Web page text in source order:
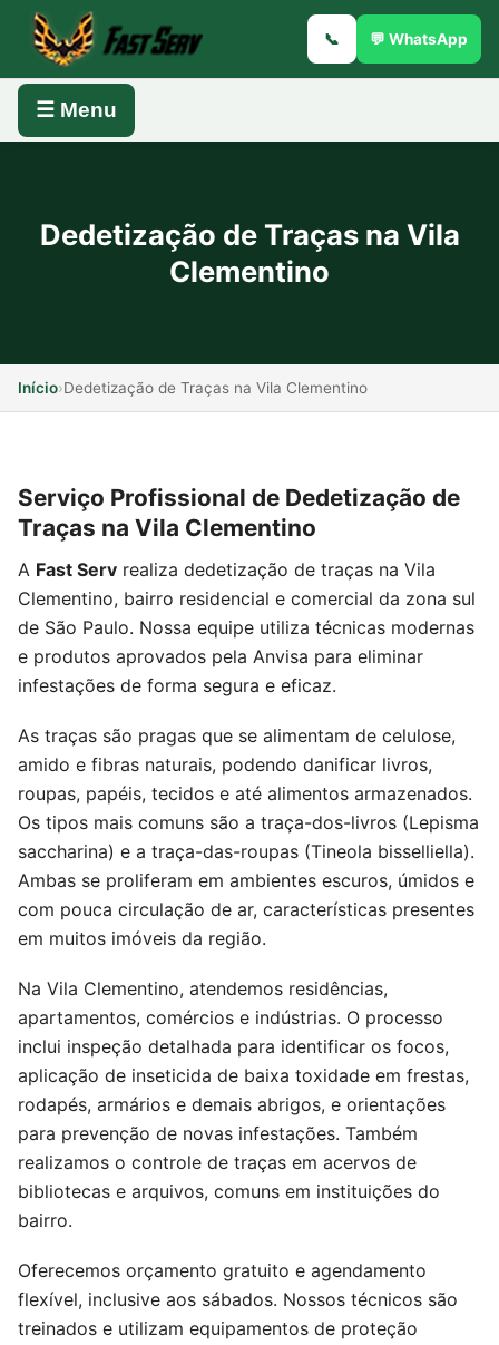
📞 💬 WhatsApp
☰ Menu
Dedetização de Traças na Vila
Clementino
Início›Dedetização de Traças na Vila Clementino
Serviço Profissional de Dedetização de
Traças na Vila Clementino
A Fast Serv realiza dedetização de traças na Vila
Clementino, bairro residencial e comercial da zona sul
de São Paulo. Nossa equipe utiliza técnicas modernas
e produtos aprovados pela Anvisa para eliminar
infestações de forma segura e eficaz.
As traças são pragas que se alimentam de celulose,
amido e fibras naturais, podendo danificar livros,
roupas, papéis, tecidos e até alimentos armazenados.
Os tipos mais comuns são a traça-dos-livros (Lepisma
saccharina) e a traça-das-roupas (Tineola bisselliella).
Ambas se proliferam em ambientes escuros, úmidos e
com pouca circulação de ar, características presentes
em muitos imóveis da região.
Na Vila Clementino, atendemos residências,
apartamentos, comércios e indústrias. O processo
inclui inspeção detalhada para identificar os focos,
aplicação de inseticida de baixa toxidade em frestas,
rodapés, armários e demais abrigos, e orientações
para prevenção de novas infestações. Também
realizamos o controle de traças em acervos de
bibliotecas e arquivos, comuns em instituições do
bairro.
Oferecemos orçamento gratuito e agendamento
flexível, inclusive aos sábados. Nossos técnicos são
treinados e utilizam equipamentos de proteção